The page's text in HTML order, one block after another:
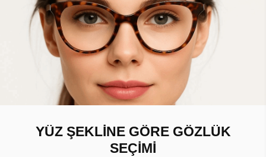
YÜZ ŞEKLİNE GÖRE GÖZLÜK
SEÇİMİ